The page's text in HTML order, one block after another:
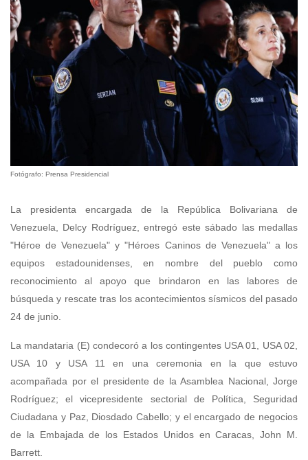
Fotógrafo: Prensa Presidencial
La presidenta encargada de la República Bolivariana de
Venezuela, Delcy Rodríguez, entregó este sábado las medallas
"Héroe de Venezuela" y "Héroes Caninos de Venezuela" a los
equipos estadounidenses, en nombre del pueblo como
reconocimiento al apoyo que brindaron en las labores de
búsqueda y rescate tras los acontecimientos sísmicos del pasado
24 de junio.
La mandataria (E) condecoró a los contingentes USA 01, USA 02,
USA 10 y USA 11 en una ceremonia en la que estuvo
acompañada por el presidente de la Asamblea Nacional, Jorge
Rodríguez; el vicepresidente sectorial de Política, Seguridad
Ciudadana y Paz, Diosdado Cabello; y el encargado de negocios
de la Embajada de los Estados Unidos en Caracas, John M.
Barrett.